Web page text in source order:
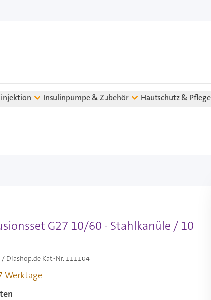
Insulinpumpe & Zubehör Hautschutz & Pflege
G27 10/60 - Stahlkanüle / 10
Diashop.de Kat.-Nr. 111104
Werktage